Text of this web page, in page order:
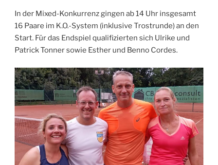
In der Mixed-Kon­kur­renz gin­gen ab 14 Uhr ins­ge­samt
16 Paa­re im K.O.-System (inklu­si­ve Trost­run­de) an den
Start. Für das End­spiel qua­li­fi­zier­ten sich Ulri­ke und
Patrick Ton­ner sowie Esther und Ben­no Cordes.